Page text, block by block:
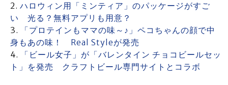
ハロウィン用「ミンティア」のパッケージがすご
い 光る？無料アプリも用意？
「プロテインもママの味～♪」ペコちゃんの顔で中
身もあの味！ Real Styleが発売
「ビール女子」が「バレンタイン チョコビールセッ
ト」を発売 クラフトビール専門サイトとコラボ